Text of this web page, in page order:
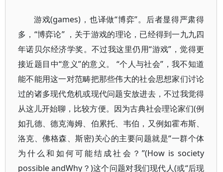
游戏(games)，也译做“博弈”。后者显得严肃得
多，“博弈论” ，关于游戏的理论，已经得到一九九四
年诺贝尔经济学奖。不过我这里仍用“游戏”，觉得更
接近题目中“意义”的意义。 “个人与社会”，我不知道
能不能用这一对范畴把那些伟大的社会思想家们讨论
过的诸多现代危机或现代问题安放进去，不过我觉得
从这儿开始聊，比较方便。因为古典社会理论家们(例
如孔德、德克海姆、伯累托、韦伯，又例如霍布斯、
洛克、佛格森、斯密)关心的主要问题就是“一群个体
为什么和如何可能结成社会？”(How is society
possible andWhy？)这个问题对我们现代人(或“后现